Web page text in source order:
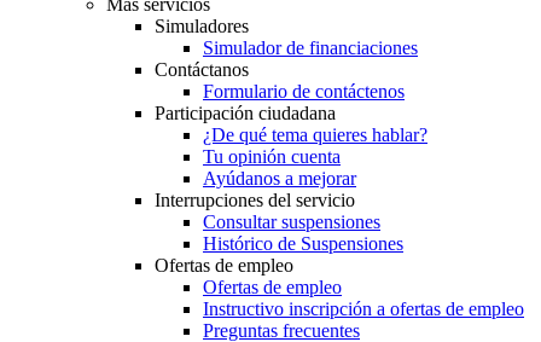
Más servicios
Simuladores
Simulador de financiaciones
Contáctanos
Formulario de contáctenos
Participación ciudadana
¿De qué tema quieres hablar?
Tu opinión cuenta
Ayúdanos a mejorar
Interrupciones del servicio
Consultar suspensiones
Histórico de Suspensiones
Ofertas de empleo
Ofertas de empleo
Instructivo inscripción a ofertas de empleo
Preguntas frecuentes